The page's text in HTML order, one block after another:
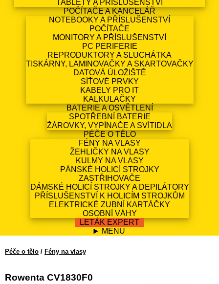
TABLETY A PŘÍSLUŠENSTVÍ
POČÍTAČE A KANCELÁŘ
NOTEBOOKY A PŘÍSLUŠENSTVÍ
POČÍTAČE
MONITORY A PŘÍSLUŠENSTVÍ
PC PERIFERIE
REPRODUKTORY A SLUCHÁTKA
TISKÁRNY, LAMINOVAČKY A SKARTOVAČKY
DATOVÁ ÚLOŽIŠTĚ
SÍŤOVÉ PRVKY
KABELY PRO IT
KALKULAČKY
BATERIE A OSVĚTLENÍ
SPOTŘEBNÍ BATERIE
ŽÁROVKY, VYPÍNAČE A SVÍTIDLA
PÉČE O TĚLO
FÉNY NA VLASY
ŽEHLIČKY NA VLASY
KULMY NA VLASY
PÁNSKÉ HOLICÍ STROJKY
ZASTŘIHOVAČE
DÁMSKÉ HOLICÍ STROJKY A DEPILÁTORY
PŘÍSLUŠENSTVÍ K HOLICÍM STROJKŮM
ELEKTRICKÉ ZUBNÍ KARTÁČKY
OSOBNÍ VÁHY
LETÁK EXPERT
MENU
Péče o tělo / Fény na vlasy
Rowenta CV1830F0